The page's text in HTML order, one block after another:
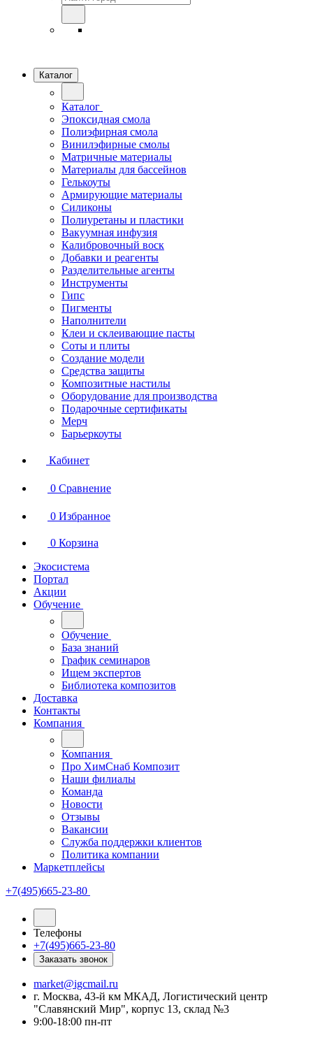
Каталог
Каталог
Эпоксидная смола
Полиэфирная смола
Винилэфирные смолы
Матричные материалы
Материалы для бассейнов
Гелькоуты
Армирующие материалы
Силиконы
Полиуретаны и пластики
Вакуумная инфузия
Калибровочный воск
Добавки и реагенты
Разделительные агенты
Инструменты
Гипс
Пигменты
Наполнители
Клеи и склеивающие пасты
Соты и плиты
Создание модели
Средства защиты
Композитные настилы
Оборудование для производства
Подарочные сертификаты
Мерч
Барьеркоуты
Кабинет
0 Сравнение
0 Избранное
0 Корзина
Экосистема
Портал
Акции
Обучение
Обучение
База знаний
График семинаров
Ищем экспертов
Библиотека композитов
Доставка
Контакты
Компания
Компания
Про ХимСнаб Композит
Наши филиалы
Команда
Новости
Отзывы
Вакансии
Служба поддержки клиентов
Политика компании
Маркетплейсы
+7(495)665-23-80
Телефоны
+7(495)665-23-80
Заказать звонок
market@igcmail.ru
г. Москва, 43-й км МКАД, Логистический центр
"Славянский Мир", корпус 13, склад №3
9:00-18:00 пн-пт